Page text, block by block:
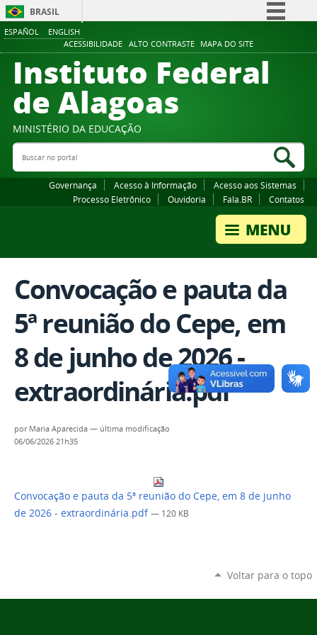
ESPAÑOL ENGLISH
ACESSIBILIDADE ALTO CONTRASTE MAPA DO SITE
BRASIL
Comunica BR
Participe
Canais
Instituto Federal
de Alagoas
MINISTÉRIO DA EDUCAÇÃO
Buscar no portal
Governança Acesso à Informação
Acesso aos Sistemas
Processo Eletrônico
Ouvidoria Fala.BR Contatos
Convocação e pauta da
5ª reunião do Cepe, em
8 de junho de 2026 -
extraordinária.pdf
por Maria Aparecida — última modificação
06/06/2026 21h35
Convocação e pauta da 5ª reunião do Cepe, em 8 de junho
de 2026 - extraordinária.pdf — 120 KB
Voltar para o topo